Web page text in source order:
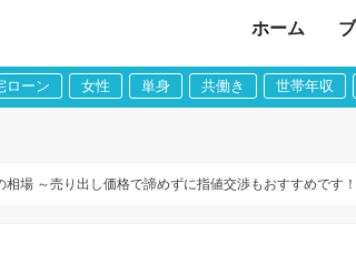
ホーム
ローン 女性 単身 共働き 世帯年収
場 ～売り出し価格で諦めずに指値交渉もおすすめです！